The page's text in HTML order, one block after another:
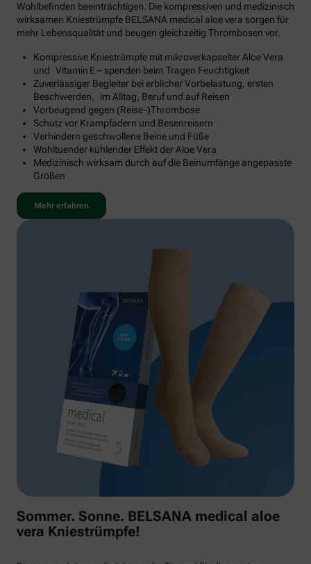
Wohlbefinden beeinträchtigen. Die kompressiven und medizinisch
wirksamen Kniestrümpfe BELSANA medical aloe vera sorgen für
mehr Lebensqualität und beugen gleichzeitig Thrombosen vor.
Kompressive Kniestrümpfe mit mikroverkapselter Aloe Vera
und Vitamin E – spenden beim Tragen Feuchtigkeit
Zuverlässiger Begleiter bei erblicher Vorbelastung, ersten
Beschwerden, im Alltag, Beruf und auf Reisen
Vorbeugend gegen (Reise-)Thrombose
Schutz vor Krampfadern und Besenreisern
Verhindern geschwollene Beine und Füße
Wohltuender kühlender Effekt der Aloe Vera
Medizinisch wirksam durch auf die Beinumfänge angepasste
Größen
Mehr erfahren
Sommer. Sonne. BELSANA medical aloe
vera Kniestrümpfe!